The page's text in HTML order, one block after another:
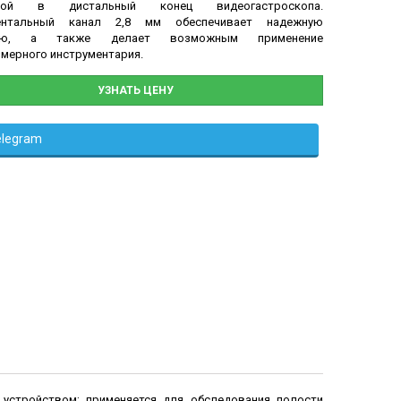
в дистальный конец видеогастроскопа.
канал 2,8 мм обеспечивает надежную
а также делает возможным применение
инструментария.
УЗНАТЬ ЦЕНУ